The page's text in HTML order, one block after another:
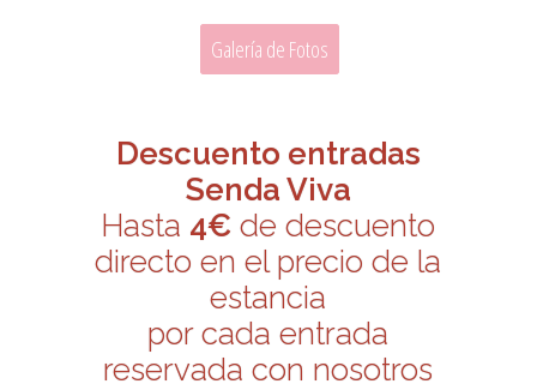
Galería de Fotos
Descuento entradas
Senda Viva
Hasta 4€ de descuento
directo en el precio de la
estancia
por cada entrada
reservada con nosotros